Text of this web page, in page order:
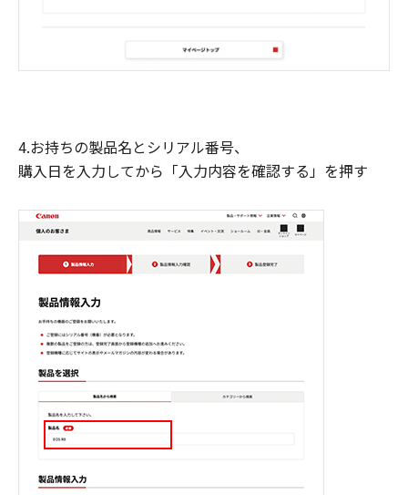
4.お持ちの製品名とシリアル番号、
購入日を入力してから「入力内容を確認する」を押す